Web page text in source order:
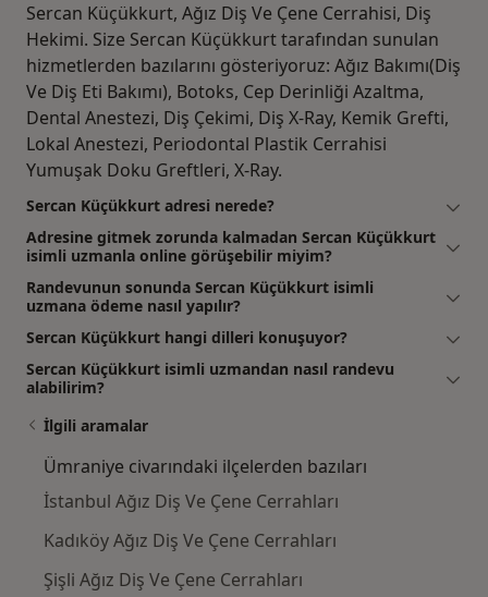
Sercan Küçükkurt, Ağız Diş Ve Çene Cerrahisi, Diş
Hekimi. Size Sercan Küçükkurt tarafından sunulan
hizmetlerden bazılarını gösteriyoruz: Ağız Bakımı(Diş
Ve Diş Eti Bakımı), Botoks, Cep Derinliği Azaltma,
Dental Anestezi, Diş Çekimi, Diş X-Ray, Kemik Grefti,
Lokal Anestezi, Periodontal Plastik Cerrahisi
Yumuşak Doku Greftleri, X-Ray.
Sercan Küçükkurt adresi nerede?
Adresine gitmek zorunda kalmadan Sercan Küçükkurt
isimli uzmanla online görüşebilir miyim?
Randevunun sonunda Sercan Küçükkurt isimli
uzmana ödeme nasıl yapılır?
Sercan Küçükkurt hangi dilleri konuşuyor?
Sercan Küçükkurt isimli uzmandan nasıl randevu
alabilirim?
İlgili aramalar
Ümraniye civarındaki ilçelerden bazıları
İstanbul Ağız Diş Ve Çene Cerrahları
Kadıköy Ağız Diş Ve Çene Cerrahları
Şişli Ağız Diş Ve Çene Cerrahları